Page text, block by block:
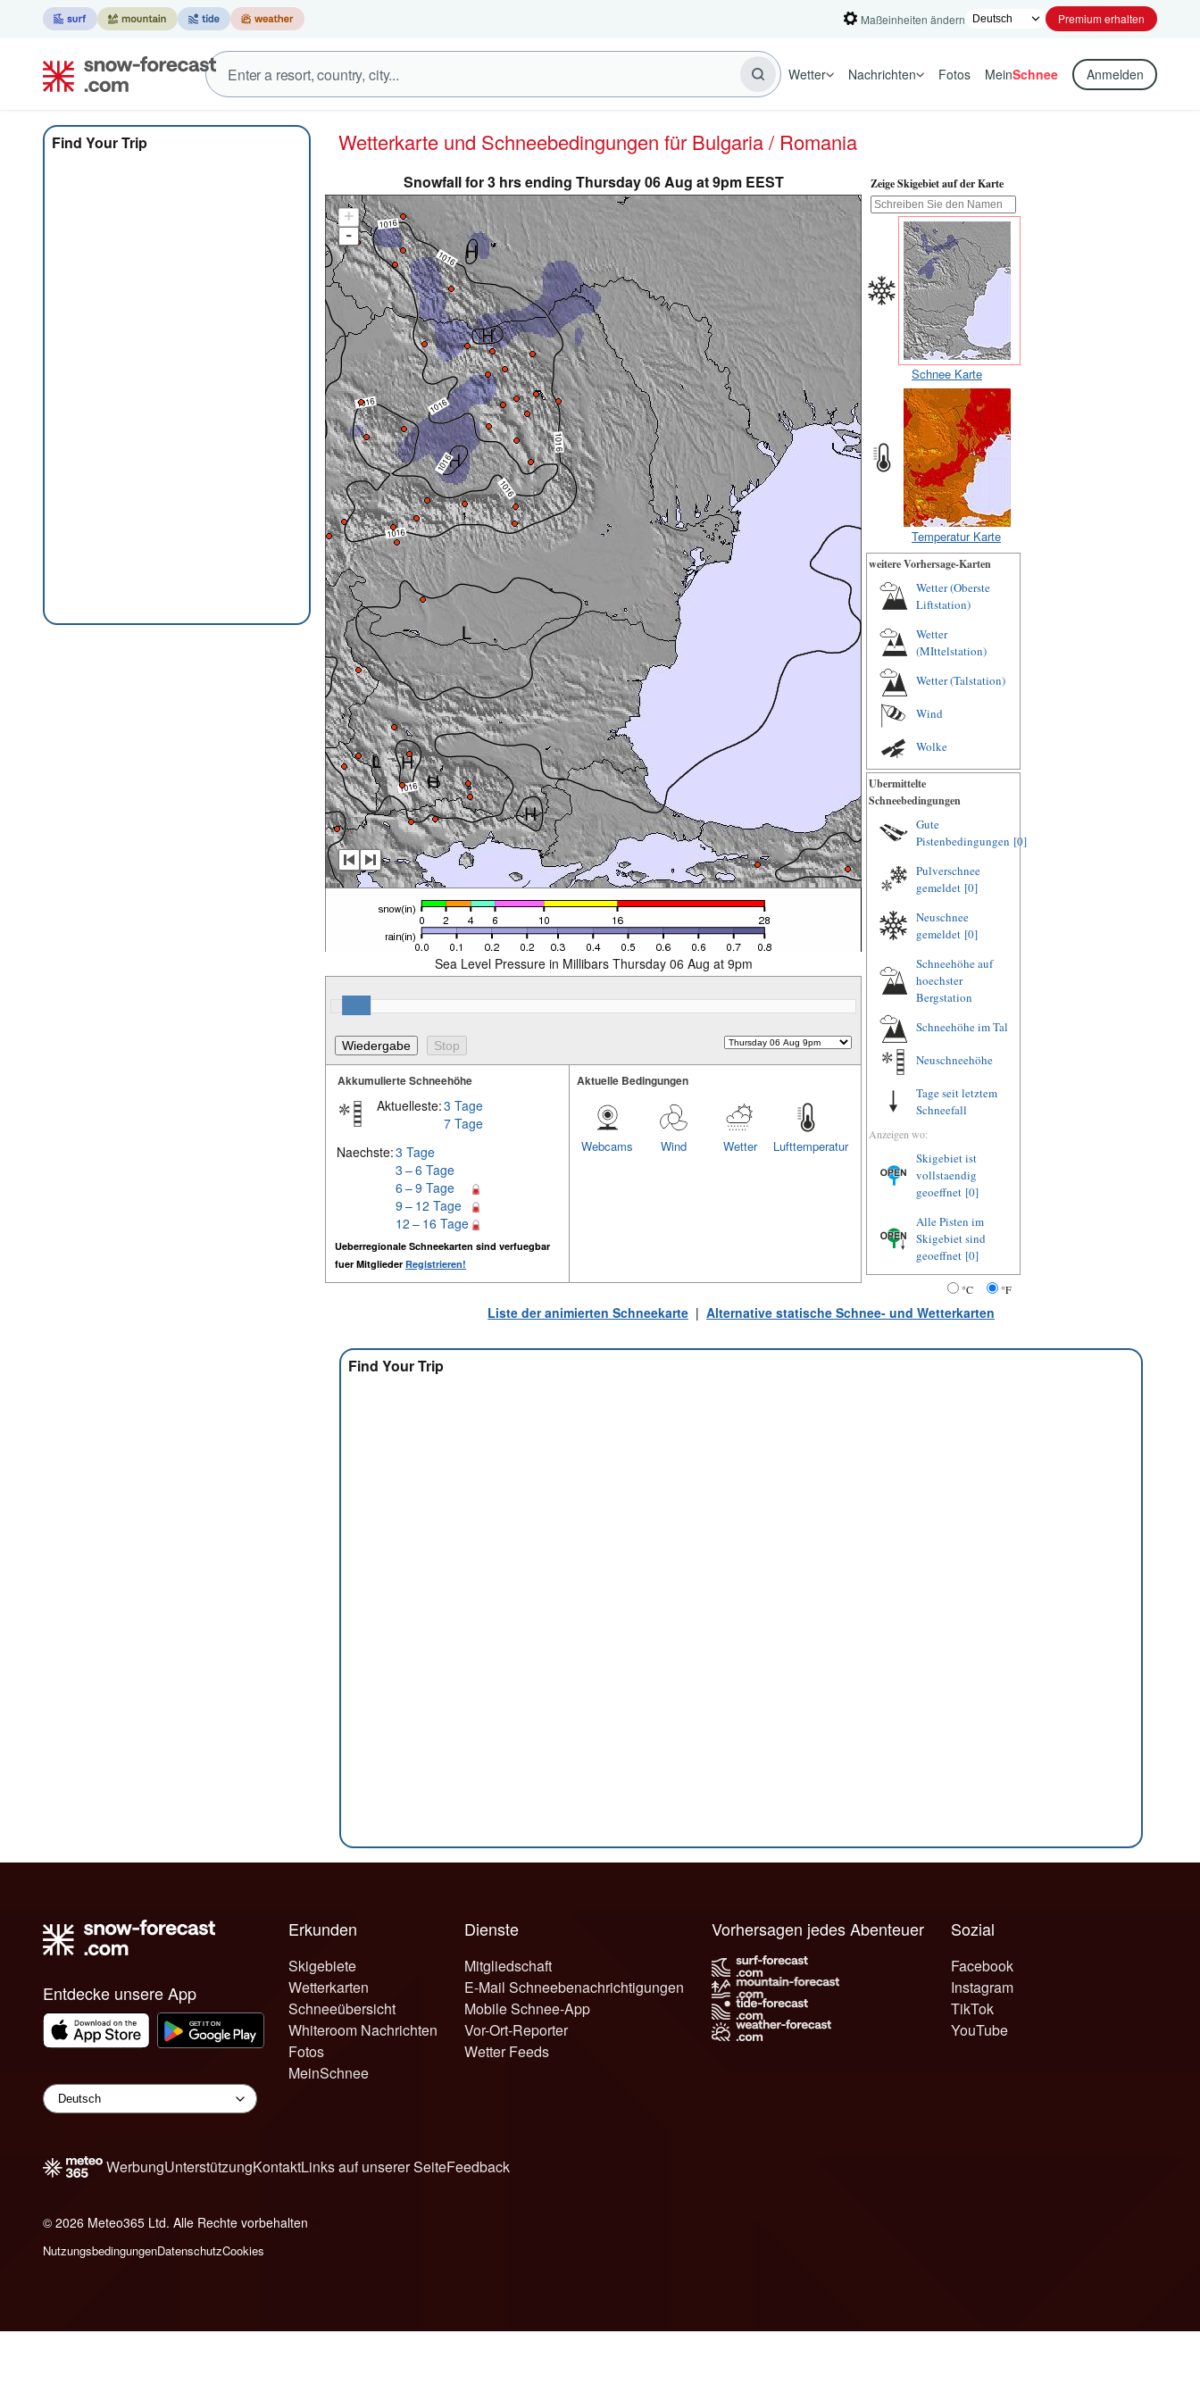
Maßeinheiten ändern Premium erhalten
Wetter Nachrichten Fotos MeinSchnee Anmelden
Find Your Trip Wetterkarte und Schneebedingungen für Bulgaria / Romania
Snowfall for 3 hrs ending Thursday 06 Aug at 9pm EEST
+
-
Sea Level Pressure in Millibars Thursday 06 Aug at 9pm
Akkumulierte Schneehöhe
Aktuelleste:3 Tage
7 Tage
Naechste:3 Tage
3 – 6 Tage
6 – 9 Tage
9 – 12 Tage
12 – 16 Tage
Ueberregionale Schneekarten sind verfuegbar
fuer Mitglieder Registrieren!
Aktuelle Bedingungen
Lufttemperatur
Wetter
Wind
Webcams
Zeige Skigebiet auf der Karte
Schnee Karte
Temperatur Karte
weitere Vorhersage-Karten
Wetter (Oberste
Liftstation)
Wetter
(MIttelstation)
Wetter (Talstation)
Wind
Wolke
Ubermittelte
Schneebedingungen
Gute
Pistenbedingungen [0]
Pulverschnee
gemeldet [0]
Neuschnee
gemeldet [0]
Schneehöhe auf
hoechster
Bergstation
Schneehöhe im Tal
Neuschneehöhe
Tage seit letztem
Schneefall
Anzeigen wo:
Skigebiet ist
vollstaendig
geoeffnet [0]
Alle Pisten im
Skigebiet sind
geoeffnet [0]
°C °F
Liste der animierten Schneekarte | Alternative statische Schnee- und Wetterkarten
Find Your Trip
Entdecke unsere App
Erkunden
Skigebiete
Wetterkarten
Schneeübersicht
Whiteroom Nachrichten
Fotos
MeinSchnee
Dienste
Mitgliedschaft
E-Mail Schneebenachrichtigungen
Mobile Schnee-App
Vor-Ort-Reporter
Wetter Feeds
Sozial
Facebook
Instagram
TikTok
YouTube
Vorhersagen jedes Abenteuer
WerbungUnterstützungKontaktLinks auf unserer SeiteFeedback
© 2026 Meteo365 Ltd. Alle Rechte vorbehalten
NutzungsbedingungenDatenschutzCookies